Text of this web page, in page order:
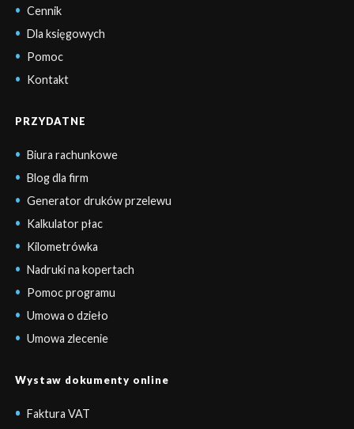
Cennik
Dla księgowych
Pomoc
Kontakt
PRZYDATNE
Biura rachunkowe
Blog dla firm
Generator druków przelewu
Kalkulator płac
Kilometrówka
Nadruki na kopertach
Pomoc programu
Umowa o dzieło
Umowa zlecenie
Wystaw dokumenty online
Faktura VAT